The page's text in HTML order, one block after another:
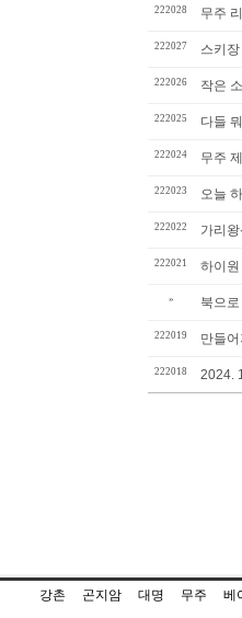
222028 무주
222027 스키
222026 작은
222025 다들
222024 무주
222023 오늘
222022 가리
222021 하이
» 북으
222019 만들
222018 2024.
강촌 곤지암 대명 무주 베